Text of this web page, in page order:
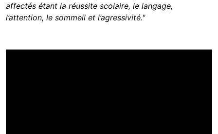
affectés étant la réussite scolaire, le langage,
l’attention, le sommeil et l’agressivité."